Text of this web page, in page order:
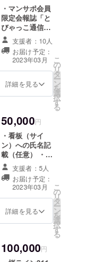
★活動報告書の
お届けは11月～
12月頃になりま
す。 ★氏名掲載
をご希望の方
は、必ず備考欄
にご希望のお名
前をご記入くだ
さい。希望され
ない場合は、
「掲載不要」と
ください。 ★ラ
イトアップした
動画について
は、3月11日と4
月の満開時のも
のをお送りいた
します。
・マンサポ会員
限定会報誌「と
びゃっこ通信」
春号・秋号 ・活
動報告書への氏
名記載（任意）
（「ご支援いた
だいた皆さま」
ページへ記載す
る予定です） ・
金受領書 ・桜を
ライトアップし
た際の動画 上記
をお届けいたし
ます。 ★活動報
告書のお届けは
11月～12月頃に
なります。 ★氏
名掲載をご希望
の方は、必ず備
考欄にご希望の
お名前をご記入
されない場合
は、「掲載不
支援者：10人
お届け予定：
2023年03月
詳細を見る
こ
の
リ
タ
ー
ン
を
選
択
す
る
50,000円
・看板（サイ
ン）への氏名記
載（任意） ・マ
ンサポ会員限定
会報誌「と
びゃっこ通信」
春号・秋号 ・活
動報告書への氏
名掲載（任意）
定です） ・心の
こもったお礼
支援者：5人
お届け予定：
2023年03月
詳細を見る
こ
の
リ
タ
ー
ン
を
選
択
す
る
100,000円